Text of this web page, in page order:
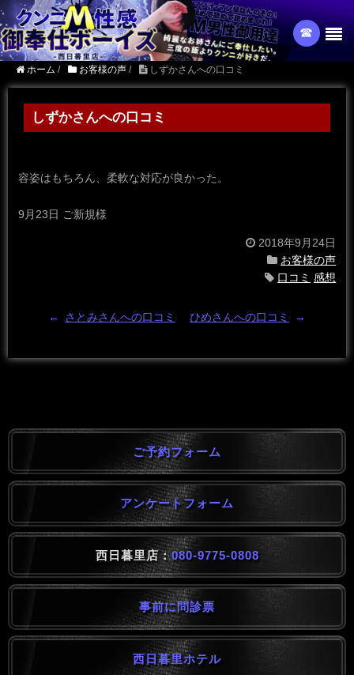
☎︎
ホーム / お客様の声 / しずかさんへの口コミ
しずかさんへの口コミ
容姿はもちろん、柔軟な対応が良かった。
9月23日 ご新規様
2018年9月24日
お客様の声
口コミ 感想
← さとみさんへの口コミ ひめさんへの口コミ →
ご予約フォーム
アンケートフォーム
西日暮里店：080-9775-0808
事前に問診票
西日暮里ホテル